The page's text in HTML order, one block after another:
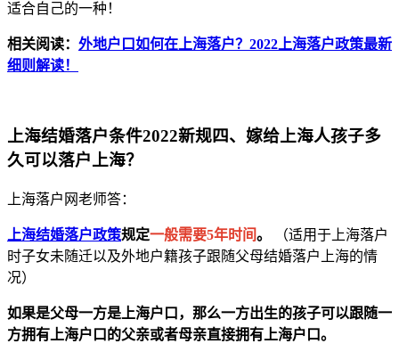
适合自己的一种！
相关阅读： 外地户口如何在上海落户？2022上海落户政策最新
细则解读！
上海结婚落户条件2022新规四、嫁给上海人孩子多
久可以落户上海？
上海落户网老师答：
上海结婚落户政策规定一般需要5年时间。
（适用于上海落户
时子女未随迁以及外地户籍孩子跟随父母结婚落户上海的情
况）
如果是父母一方是上海户口，那么一方出生的孩子可以跟随一
方拥有上海户口的父亲或者母亲直接拥有上海户口。